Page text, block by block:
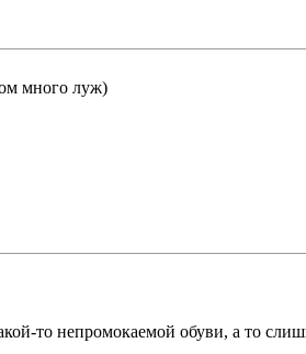
много луж)
то непромокаемой обуви, а то